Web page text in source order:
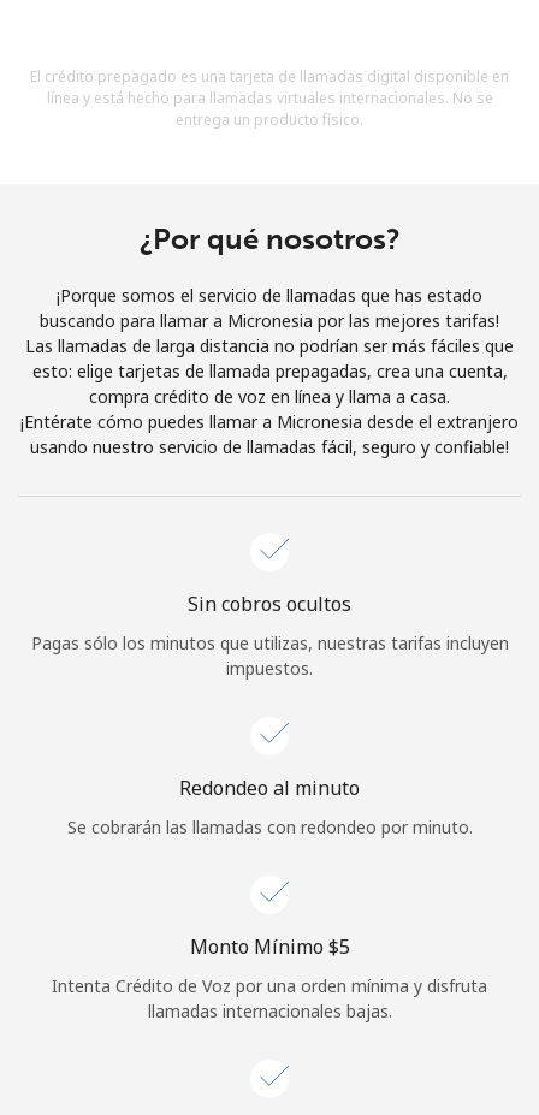
estosTérminos y condiciones.
Únete
Iniciar Sesión
o
Continuar con
El crédito prepagado es una tarjeta de llamadas digital disponible en
línea y está hecho para llamadas virtuales internacionales. No se
entrega un producto físico.
¿Por qué nosotros?
¡Porque somos el servicio de llamadas que has estado
buscando para llamar a Micronesia por las mejores tarifas!
Las llamadas de larga distancia no podrían ser más fáciles que
esto: elige tarjetas de llamada prepagadas, crea una cuenta,
compra crédito de voz en línea y llama a casa.
¡Entérate cómo puedes llamar a Micronesia desde el extranjero
usando nuestro servicio de llamadas fácil, seguro y confiable!
Sin cobros ocultos
Pagas sólo los minutos que utilizas, nuestras tarifas incluyen
impuestos.
Redondeo al minuto
Se cobrarán las llamadas con redondeo por minuto.
Monto Mínimo ⁦$5⁩
Intenta Crédito de Voz por una orden mínima y disfruta
llamadas internacionales bajas.